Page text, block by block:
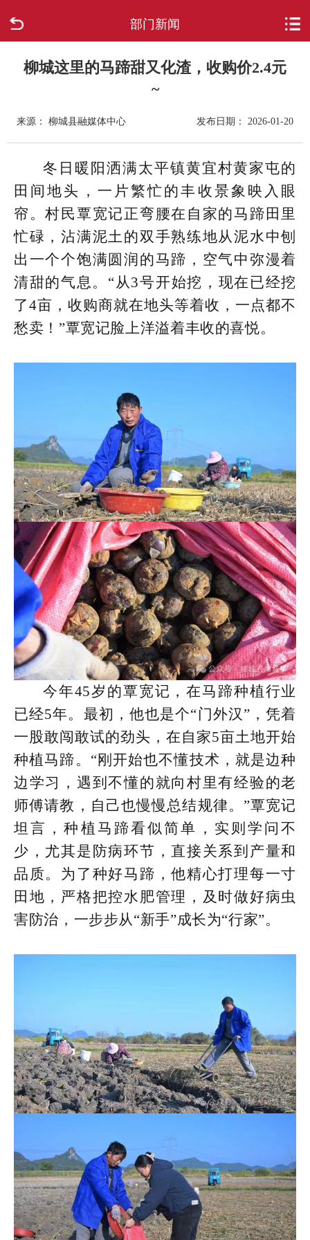
部门新闻
走进柳城
政府信息公开
网上办事
互动回应
数据专题
柳城这里的马蹄甜又化渣，收购价2.4元
~
来源： 柳城县融媒体中心 发布日期： 2026-01-20
冬日暖阳洒满太平镇黄宜村黄家屯的
田间地头，一片繁忙的丰收景象映入眼
帘。村民覃宽记正弯腰在自家的马蹄田里
忙碌，沾满泥土的双手熟练地从泥水中刨
出一个个饱满圆润的马蹄，空气中弥漫着
清甜的气息。“从3号开始挖，现在已经挖
了4亩，收购商就在地头等着收，一点都不
愁卖！”覃宽记脸上洋溢着丰收的喜悦。
今年45岁的覃宽记，在马蹄种植行业
已经5年。最初，他也是个“门外汉”，凭着
一股敢闯敢试的劲头，在自家5亩土地开始
种植马蹄。“刚开始也不懂技术，就是边种
边学习，遇到不懂的就向村里有经验的老
师傅请教，自己也慢慢总结规律。”覃宽记
坦言，种植马蹄看似简单，实则学问不
少，尤其是防病环节，直接关系到产量和
品质。为了种好马蹄，他精心打理每一寸
田地，严格把控水肥管理，及时做好病虫
害防治，一步步从“新手”成长为“行家”。